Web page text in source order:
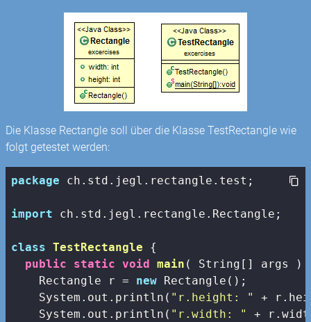
Die Klasse Rectangle soll über die Klasse TestRectangle wie
folgt getestet werden:
package ch.std.jegl.rectangle.test;
import ch.std.jegl.rectangle.Rectangle;
class TestRectangle
{
public
static void main ( String[] args )
    Rectangle r =
new Rectangle();
    System.out.println(
"r.height: "
+
    System.out.println(
"r.width: "
+